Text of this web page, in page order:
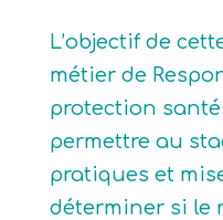
L’objectif de
métier de
protection santé
permettre au
pratiques et
déterminer si le